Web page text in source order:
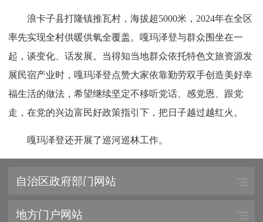
浪卡子县打隆镇推瓦村，海拔超5000米，2024年在全区
率先实现全村供暖供氧全覆盖。嘎玛泽登与群众围坐在一
起，谈变化、话发展。当得知当地群众依托特色文旅资源发
展民宿产业时，嘎玛泽登点赞大家依靠勤劳双手创造美好幸
福生活的做法，希望继续坚定不移听党话、感党恩、跟党
走，在党的兴边富民好政策指引下，把日子越过越红火。
嘎玛泽登还开展了巡河巡林工作。
自治区政府部门网站
地方门户网站